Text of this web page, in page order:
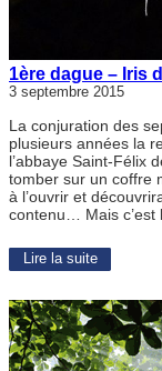
1ère dague – Iris
3 septembre 2015
La conjuration des
plusieurs années la
l’abbaye Saint-Félix
tomber sur un coffre
à l’ouvrir et
contenu… Mais
Lire la suite